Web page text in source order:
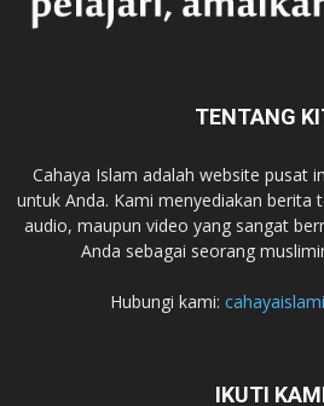
TENTANG
Cahaya Islam adalah website pusat
untuk Anda. Kami menyediakan berita
audio, maupun video yang sangat
Anda sebagai seorang
Hubungi kami:
IKUTI